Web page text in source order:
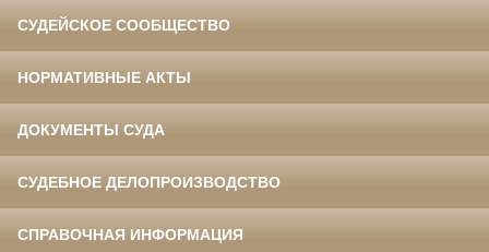
СУДЕЙСКОЕ СООБЩЕСТВО
НОРМАТИВНЫЕ АКТЫ
ДОКУМЕНТЫ СУДА
СУДЕБНОЕ ДЕЛОПРОИЗВОДСТВО
СПРАВОЧНАЯ ИНФОРМАЦИЯ